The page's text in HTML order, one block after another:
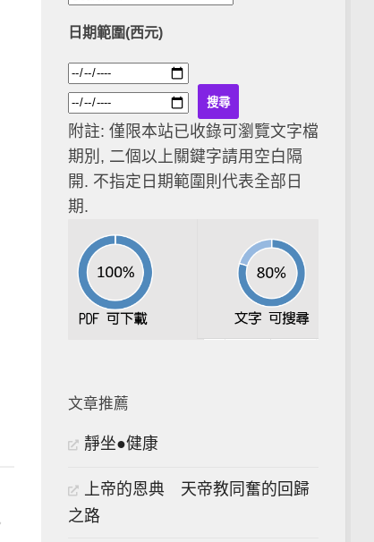
日期範圍(西元)
附註: 僅限本站已收錄可瀏覽文字檔
期別, 二個以上關鍵字請用空白隔
開. 不指定日期範圍則代表全部日
期.
文章推薦
靜坐●健康
上帝的恩典 天帝教同奮的回歸
之路